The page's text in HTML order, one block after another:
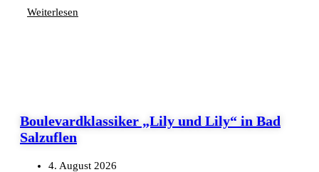
Weiterlesen
Boulevardklassiker „Lily und Lily“ in Bad
Salzuflen
4. August 2026